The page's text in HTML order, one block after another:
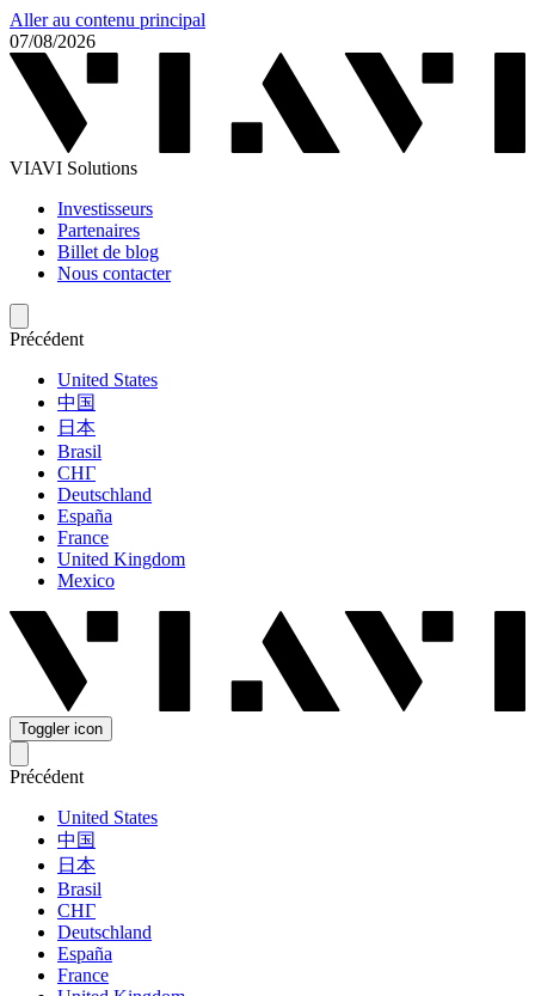
Aller au contenu principal
07/08/2026
VIAVI Solutions
Investisseurs
Partenaires
Billet de blog
Nous contacter
Précédent
United States
中国
日本
Brasil
СНГ
Deutschland
España
France
United Kingdom
Mexico
Toggler icon
Précédent
United States
中国
日本
Brasil
СНГ
Deutschland
España
France